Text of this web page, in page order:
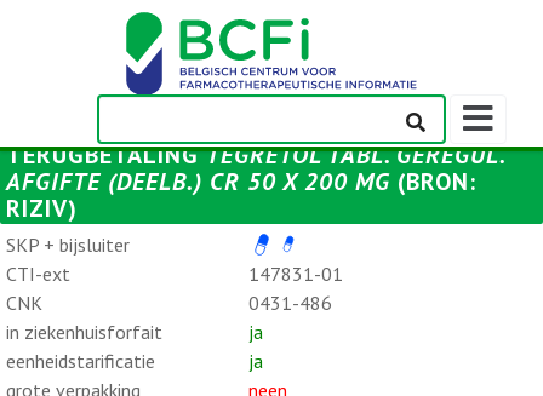
TERUGBETALINGTEGRETOL TABL. GEREGUL.
AFGIFTE (DEELB.) CR 50 X 200 MG (BRON:
RIZIV)
SKP + bijsluiter
CTI-ext
147831-01
CNK
0431-486
in ziekenhuisforfait
ja
eenheidstarificatie
ja
grote verpakking
neen